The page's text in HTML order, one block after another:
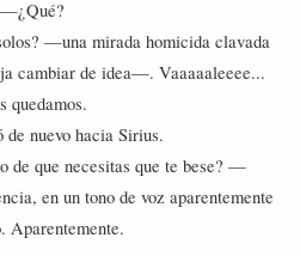
—¿Qué?
—una mirada homicida clavada
cambiar de idea—. Vaaaaaleeee...
quedamos.
de nuevo hacia Sirius.
de que necesitas que te bese? —
en un tono de voz aparentemente
Aparentemente.